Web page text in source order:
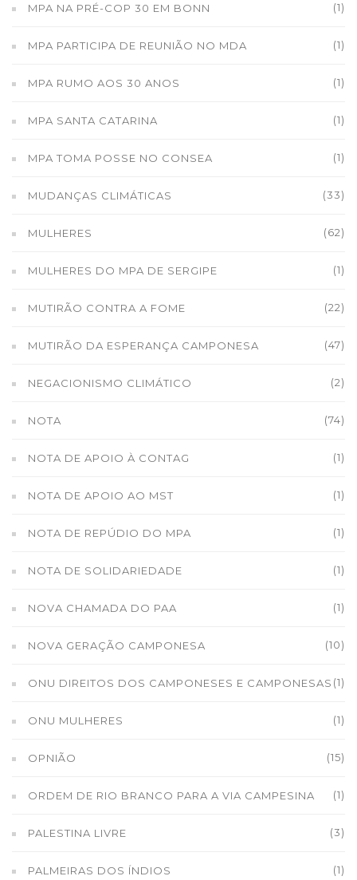
MPA NA PRÉ-COP 30 EM BONN (1)
MPA PARTICIPA DE REUNIÃO NO MDA (1)
MPA RUMO AOS 30 ANOS (1)
MPA SANTA CATARINA (1)
MPA TOMA POSSE NO CONSEA (1)
MUDANÇAS CLIMÁTICAS (33)
MULHERES (62)
MULHERES DO MPA DE SERGIPE (1)
MUTIRÃO CONTRA A FOME (22)
MUTIRÃO DA ESPERANÇA CAMPONESA (47)
NEGACIONISMO CLIMÁTICO (2)
NOTA (74)
NOTA DE APOIO À CONTAG (1)
NOTA DE APOIO AO MST (1)
NOTA DE REPÚDIO DO MPA (1)
NOTA DE SOLIDARIEDADE (1)
NOVA CHAMADA DO PAA (1)
NOVA GERAÇÃO CAMPONESA (10)
ONU DIREITOS DOS CAMPONESES E CAMPONESAS (1)
ONU MULHERES (1)
OPNIÃO (15)
ORDEM DE RIO BRANCO PARA A VIA CAMPESINA (1)
PALESTINA LIVRE (3)
PALMEIRAS DOS ÍNDIOS (1)